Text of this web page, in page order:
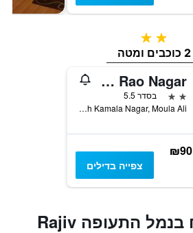
2 כוכבים
2 כוכבים ומטה
Hotel Swagath Grand As Rao Nagar
2 כוכבים
בסדר 5.5
House No. 1-7-43-220, 221, 236 & 237, Beside Radhika Theatre, Ecil Road, South Kamala Nagar, Moula Ali, היידרבד, הודו
₪90
צפייה בדילים
איפה להתארח בנמל התעופה Rajiv